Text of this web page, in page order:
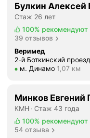
Булкин Алексей
Стаж 26 лет
100% рекомендуют
39 отзывов
Веримед
2-й Боткинский
Метро м. Динамо
м. Динамо 1,07 км
Минков Евгений
КМН
Стаж 43 года
100% рекомендуют
54 отзыва